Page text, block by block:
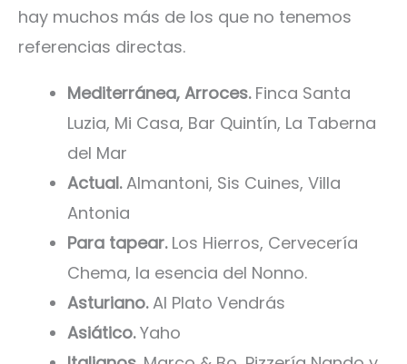
hay muchos más de los que no tenemos
referencias directas.
Mediterránea, Arroces. Finca Santa
Luzia, Mi Casa, Bar Quintín, La Taberna
del Mar
Actual.Almantoni, Sis Cuines, Villa
Antonia
Para tapear. Los Hierros, Cervecería
Chema, la esencia del Nonno.
Asturiano.Al Plato Vendrás
Asiático.Yaho